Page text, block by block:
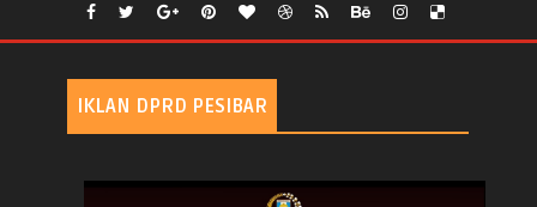
IKLAN DPRD PESIBAR